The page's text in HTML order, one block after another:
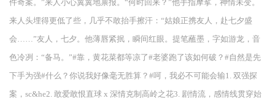
件奇案。”来人小心翼翼地禀报。“何时回来？”他手指摩挲，神情未变。
来人头埋得更低了些，几乎不敢抬手擦汗：“姑娘正携友人，赴七夕盛
会……”友人，七夕。他薄唇紧抿，瞬间红眼。提笔蘸墨，字如游龙，音
色冷冽：“备马。”#靠，黄花菜都等凉了#老婆跑了该如何破？#自然是先
下手为强#什么？你说我好像毫无胜算？#呵，我必不可能会输1. 双强探
案，sc&he2. 敢爱敢恨直球 x 深情克制高岭之花3. 剧情流，感情线贯穿始